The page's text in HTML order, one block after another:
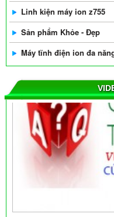
Linh kiện máy ion z755
Sản phẩm Khỏe - Đẹp
Máy tĩnh điện ion đa
Câu hỏi thường gặp